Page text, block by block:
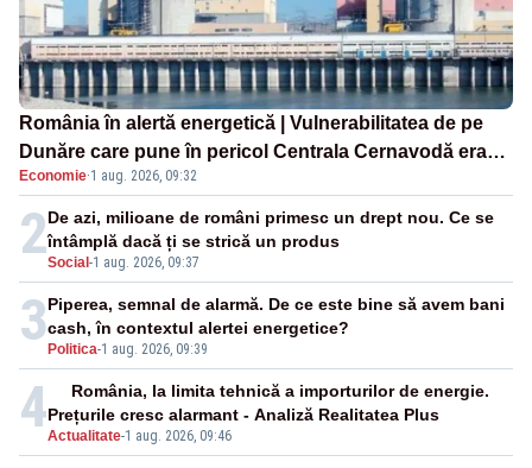
România în alertă energetică | Vulnerabilitatea de pe
Dunăre care pune în pericol Centrala Cernavodă era
cunoscută de pe vremea lui Ceaușescu
Economie·1 aug. 2026, 09:32
2Social -1 aug. 2026, 09:37
De azi, milioane de români primesc un drept nou. Ce se
întâmplă dacă ți se strică un produs
3 Politica-1 aug. 2026, 09:39
Piperea, semnal de alarmă. De ce este bine să avem bani
cash, în contextul alertei energetice?
4Actualitate-1 aug. 2026, 09:46
România, la limita tehnică a importurilor de energie.
Prețurile cresc alarmant - Analiză Realitatea Plus